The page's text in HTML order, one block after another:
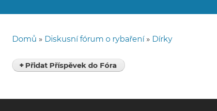
navigace
Domů Diskusní fórum o rybaření Dírky
Přidat Příspěvek do Fóra